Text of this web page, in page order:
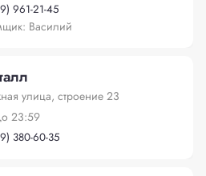
961-21-45
Василий
улица, строение 23
23:59
380-60-35